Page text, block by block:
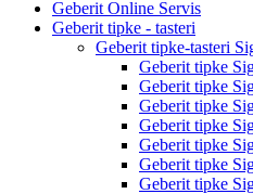
Geberit Online Servis
Geberit tipke - tasteri
Geberit tipke-tasteri
Geberit tipke
Geberit tipke
Geberit tipke
Geberit tipke
Geberit tipke
Geberit tipke
Geberit tipke